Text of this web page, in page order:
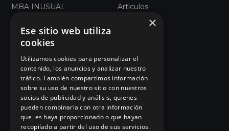
MBA INUSUAL
Humanos con Recursos
Recursos Inhumanos
Comunicación e
Influencia
101 Errores de liderazgo
Organizaciones Sanitarias
Artículos
Podcast
Manifiesto
Eventos
Tienda
×
Ese sitio web utiliza
cookies
Utilizamos cookies para personalizar el
contenido, los anuncios y analizar nuestro
tráfico. También compartimos información
sobre su uso de nuestro sitio con nuestros
socios de publicidad y análisis, quienes
pueden combinarla con otra información
que les haya proporcionado o que hayan
recopilado a partir del uso de sus servicios.